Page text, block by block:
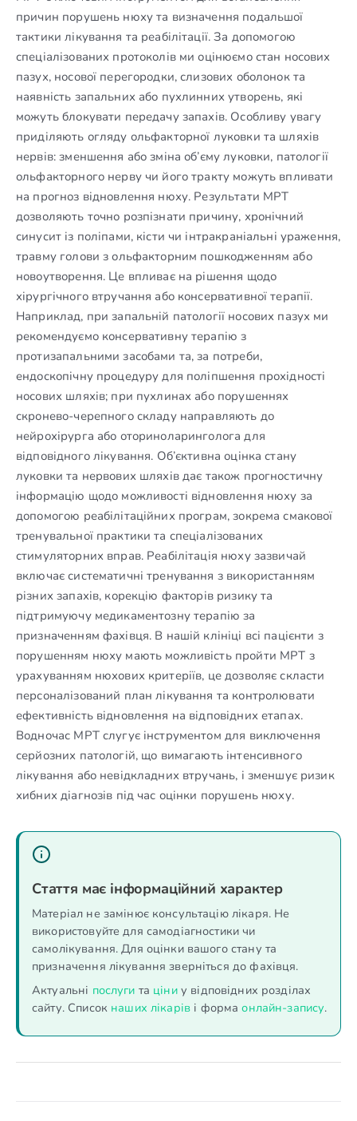
причин порушень нюху та визначення подальшої
тактики лікування та реабілітації. За допомогою
спеціалізованих протоколів ми оцінюємо стан носових
пазух, носової перегородки, слизових оболонок та
наявність запальних або пухлинних утворень, які
можуть блокувати передачу запахів. Особливу увагу
приділяють огляду ольфакторної луковки та шляхів
нервів: зменшення або зміна об’єму луковки, патології
ольфакторного нерву чи його тракту можуть впливати
на прогноз відновлення нюху. Результати МРТ
дозволяють точно розпізнати причину, хронічний
синусит із поліпами, кісти чи інтракраніальні ураження,
травму голови з ольфакторним пошкодженням або
новоутворення. Це впливає на рішення щодо
хірургічного втручання або консервативної терапії.
Наприклад, при запальній патології носових пазух ми
рекомендуємо консервативну терапію з
протизапальними засобами та, за потреби,
ендоскопічну процедуру для поліпшення прохідності
носових шляхів; при пухлинах або порушеннях
скронево-черепного складу направляють до
нейрохірурга або оториноларинголога для
відповідного лікування. Об’єктивна оцінка стану
луковки та нервових шляхів дає також прогностичну
інформацію щодо можливості відновлення нюху за
допомогою реабілітаційних програм, зокрема смакової
тренувальної практики та спеціалізованих
стимуляторних вправ. Реабілітація нюху зазвичай
включає систематичні тренування з використанням
різних запахів, корекцію факторів ризику та
підтримуючу медикаментозну терапію за
призначенням фахівця. В нашій клініці всі пацієнти з
порушенням нюху мають можливість пройти МРТ з
урахуванням нюхових критеріїв, це дозволяє скласти
персоналізований план лікування та контролювати
ефективність відновлення на відповідних етапах.
Водночас МРТ слугує інструментом для виключення
серйозних патологій, що вимагають інтенсивного
лікування або невідкладних втручань, і зменшує ризик
хибних діагнозів під час оцінки порушень нюху.
Стаття має інформаційний характер
Матеріал не замінює консультацію лікаря. Не
використовуйте для самодіагностики чи
самолікування. Для оцінки вашого стану та
призначення лікування зверніться до фахівця.
Актуальні послуги та ціниу відповідних розділах
сайту. Список наших лікарів і формаонлайн-запису.